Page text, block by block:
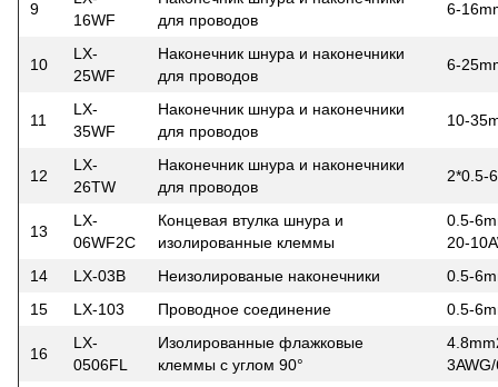
9
16WF
для проводов
6-
10
LX-
25WF
Наконечник шнура и наконечники
для проводов
6-
11
LX-
35WF
Наконечник шнура и наконечники
для проводов
10-
12
LX-
26TW
Наконечник шнура и наконечники
для проводов
2*0.5-
13
LX-
06WF2C
Концевая втулка шнура и
изолированные клеммы
0.5-
20-
14
LX-03B Неизолированые наконечники
0.5-
15
LX-103 Проводное соединение 0.5-
16
LX-
0506FL
Изолированные флажковые
клеммы с углом 90°